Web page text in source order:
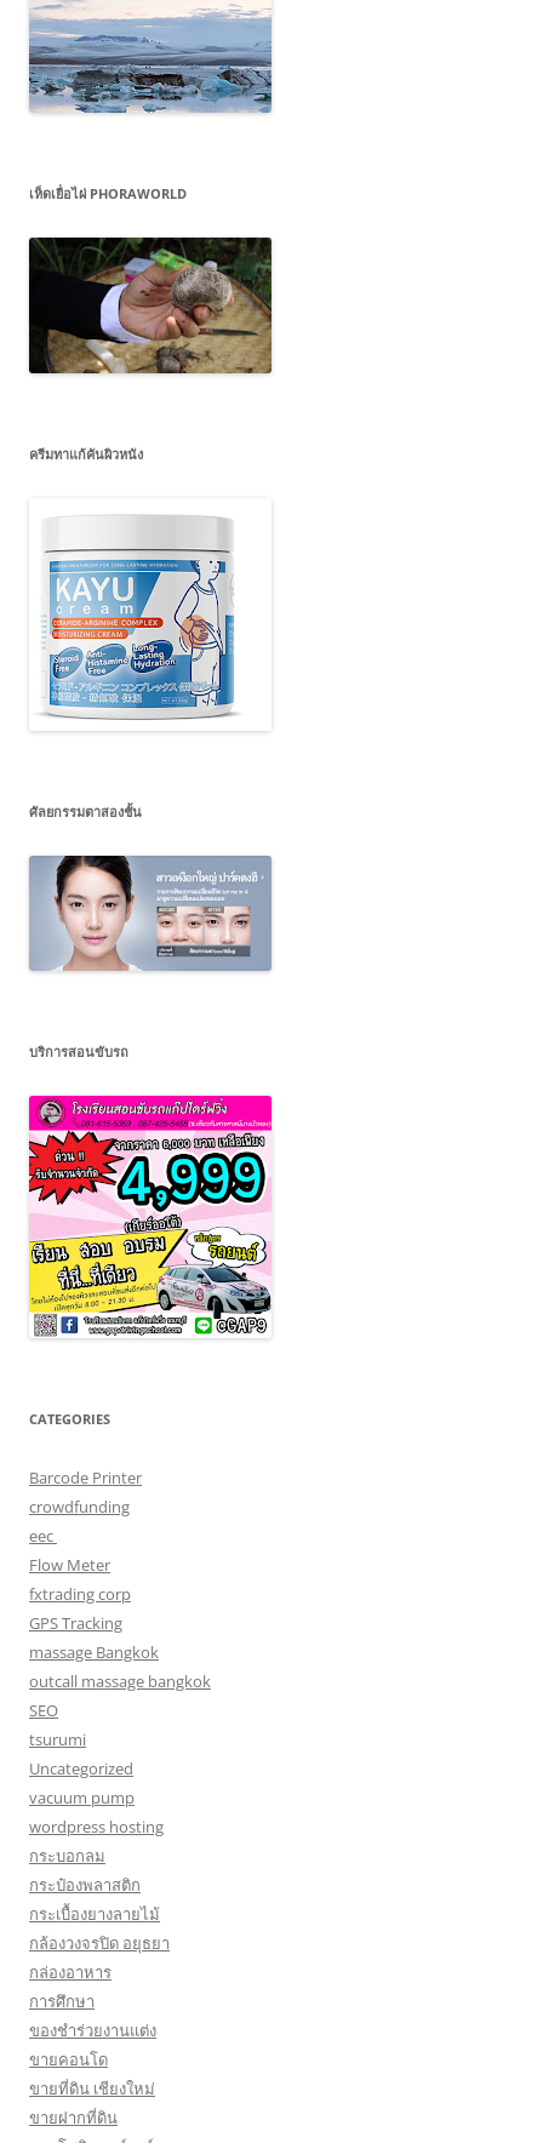
เห็ดเยื่อไผ่ PHORAWORLD
ครีมทาแก้คันผิวหนัง
ศัลยกรรมตาสองชั้น
บริการสอนขับรถ
CATEGORIES
Barcode Printer
crowdfunding
eec
Flow Meter
fxtrading corp
GPS Tracking
massage Bangkok
outcall massage bangkok
SEO
tsurumi
Uncategorized
vacuum pump
wordpress hosting
กระบอกลม
กระป๋องพลาสติก
กระเบื้องยางลายไม้
กล้องวงจรปิด อยุธยา
กล่องอาหาร
การศึกษา
ของชำร่วยงานแต่ง
ขายคอนโด
ขายที่ดิน เชียงใหม่
ขายฝากที่ดิน